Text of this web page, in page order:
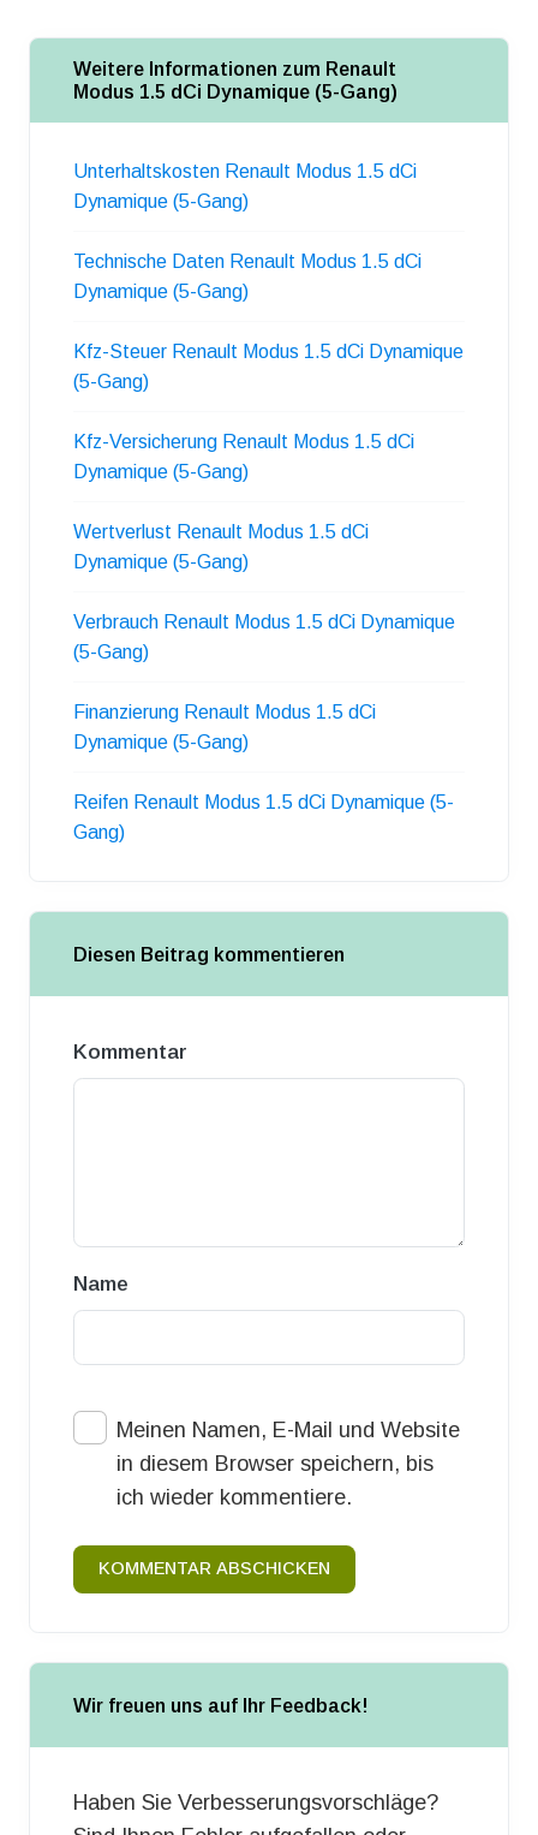
Weitere Informationen zum Renault
Modus 1.5 dCi Dynamique (5-Gang)
Unterhaltskosten Renault Modus 1.5 dCi
Dynamique (5-Gang)
Technische Daten Renault Modus 1.5 dCi
Dynamique (5-Gang)
Kfz-Steuer Renault Modus 1.5 dCi Dynamique
(5-Gang)
Kfz-Versicherung Renault Modus 1.5 dCi
Dynamique (5-Gang)
Wertverlust Renault Modus 1.5 dCi
Dynamique (5-Gang)
Verbrauch Renault Modus 1.5 dCi Dynamique
(5-Gang)
Finanzierung Renault Modus 1.5 dCi
Dynamique (5-Gang)
Reifen Renault Modus 1.5 dCi Dynamique (5-
Gang)
Diesen Beitrag kommentieren
Kommentar
Name
Meinen Namen, E-Mail und Website
in diesem Browser speichern, bis
ich wieder kommentiere.
KOMMENTAR ABSCHICKEN
Wir freuen uns auf Ihr Feedback!
Haben Sie Verbesserungsvorschläge?